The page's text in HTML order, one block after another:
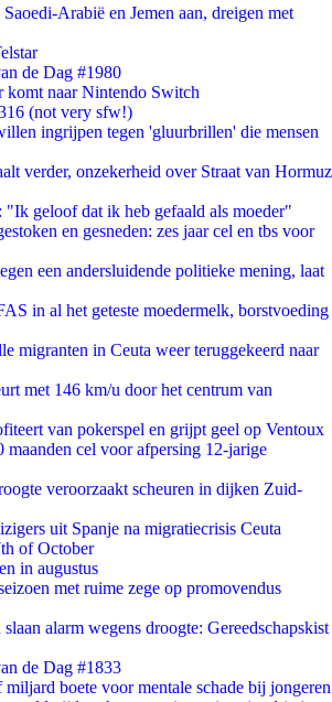
Arabië en Jemen aan, dreigen met
de Dag #1980
komt naar Nintendo Switch
(not very sfw!)
ingrijpen tegen 'gluurbrillen' die mensen
verder, onzekerheid over Straat van Hormuz
"Ik geloof dat ik heb gefaald als moeder"
en gesneden: zes jaar cel en tbs voor
een andersluidende politieke mening, laat
in al het geteste moedermelk, borstvoeding
migranten in Ceuta weer teruggekeerd naar
met 146 km/u door het centrum van
van pokerspel en grijpt geel op Ventoux
cel voor afpersing 12-jarige
veroorzaakt scheuren in dijken Zuid-
uit Spanje na migratiecrisis Ceuta
of October
in augustus
met ruime zege op promovendus
slaan alarm wegens droogte: Gereedschapskist
de Dag #1833
boete voor mentale schade bij jongeren